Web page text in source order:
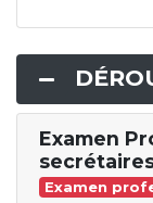
Examen
Examen